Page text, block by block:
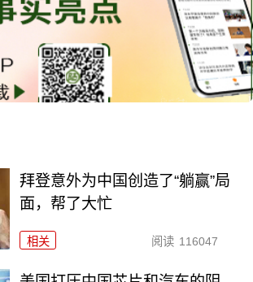
拜登意外为中国创造了“躺赢”局
面，帮了大忙
相关 阅读 116047